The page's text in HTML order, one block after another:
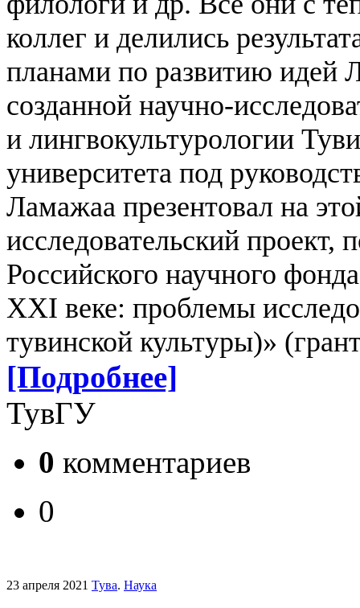
коллег и делились
планами по развитию идей
созданной научно-
и лингвокультурологии
университета под
Ламажаа презентовал на
исследовательский
Российского научного
XXI веке: проблемы
тувинской культуры)»
[Подробнее]
ТувГУ
0 комментариев
0
23 апреля 2021 Тува. Наука